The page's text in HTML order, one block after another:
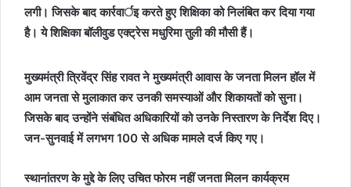
लगी। जिसके बाद कार्रवार्इ करते हुए शिक्षिका को निलंबित कर दिया गया
है। ये शिक्षिका बॉलीवुड एक्ट्रेस मधुरिमा तुली की मौसी हैं।
मुख्यमंत्री त्रिवेंद्र सिंह रावत ने मुख्यमंत्री आवास के जनता मिलन हॉल में
आम जनता से मुलाकात कर उनकी समस्याओं और शिकायतों को सुना।
जिसके बाद उन्होंने संबंधित अधिकारियों को उनके निस्तारण के निर्देश दिए।
जन-सुनवाई में लगभग 100 से अधिक मामले दर्ज किए गए।
स्थानांतरण के मुद्दे के लिए उचित फोरम नहीं जनता मिलन कार्यक्रम